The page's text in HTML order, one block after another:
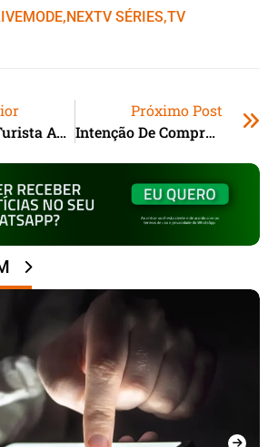
,ㅤ NEXTV SÉRIES,ㅤTV
Morte De Turista Austríaco Em Praia De Florianópolis Foi Acidental, Diz Polícia
Próximo Post
Intenção De Compras Para Natal Deve Crescer 24% Em SC